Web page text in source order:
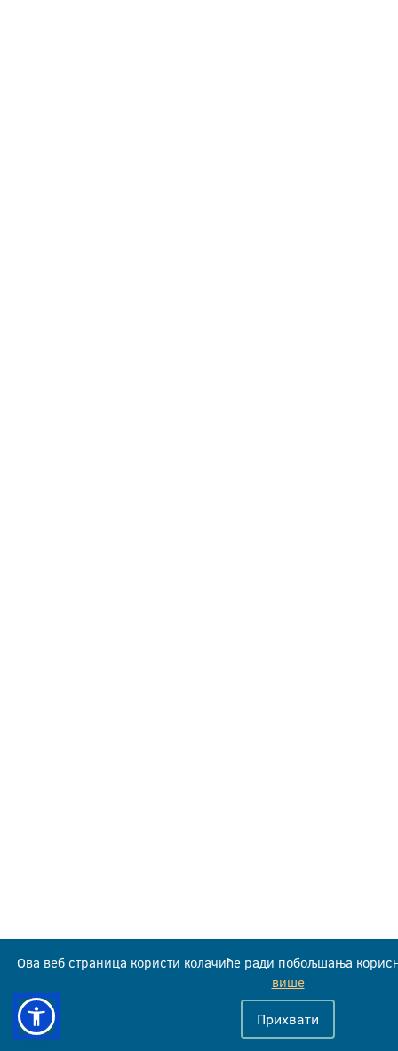
Ова веб страница користи колачиће ради побољшања
више
Прихвати